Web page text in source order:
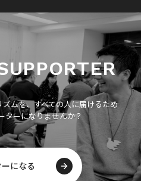
ムを、すべての人に届けるため
ターになりませんか？
になる